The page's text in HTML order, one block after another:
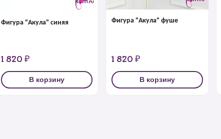
Фигура "Акула" синяя
1 820 ₽
В корзину
Фигура "Акула" фуше
1 820 ₽
В корзину